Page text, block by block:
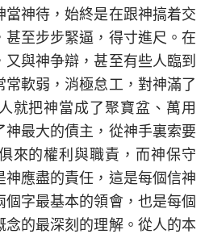
神待，始終是在跟神搞着交
甚至步步緊逼，得寸進尺。在
與神争辯，甚至有些人臨到
軟弱，消極怠工，對神滿了
就把神當成了聚寶盆、萬用
最大的債主，從神手裏索要
來的權利與職責，而神保守
神應盡的責任，這是每個信神
字最基本的領會，也是每個
念的最深刻的理解。從人的本